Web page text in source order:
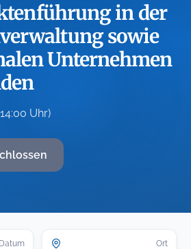
in der
sowie
Unternehmen
Uhr)
Datum Ort